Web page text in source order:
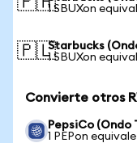
1 SBUXon
🇵🇱Starbucks
1 SBUXon
Convierte otros
PepsiCo
1 PEPon